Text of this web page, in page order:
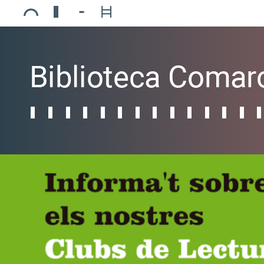
Ajuntament de Mollerussa
Biblioteca Comarcal Jaume Vila
Piscines de Mollerussa